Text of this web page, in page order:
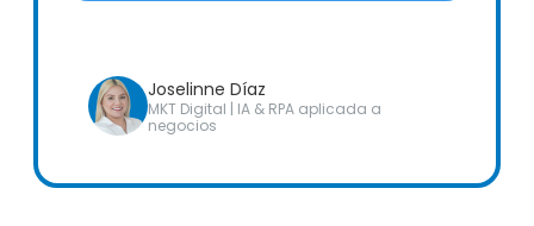
Joselinne Díaz
MKT Digital | IA & RPA aplicada a
negocios